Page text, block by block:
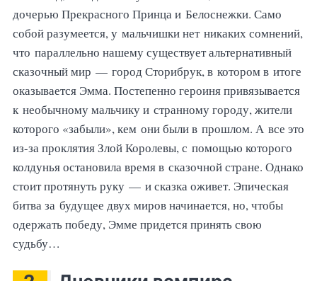
дочерью Прекрасного Принца и Белоснежки. Само
собой разумеется, у мальчишки нет никаких сомнений,
что параллельно нашему существует альтернативный
сказочный мир — город Сторибрук, в котором в итоге
оказывается Эмма. Постепенно героиня привязывается
к необычному мальчику и странному городу, жители
которого «забыли», кем они были в прошлом. А все это
из-за проклятия Злой Королевы, с помощью которого
колдунья остановила время в сказочной стране. Однако
стоит протянуть руку — и сказка оживет. Эпическая
битва за будущее двух миров начинается, но, чтобы
одержать победу, Эмме придется принять свою
судьбу…